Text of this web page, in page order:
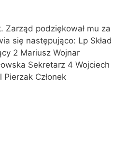
Zarząd podziękował mu za
się następująco: Lp Skład
2 Mariusz Wojnar
Sekretarz 4 Wojciech
Członek